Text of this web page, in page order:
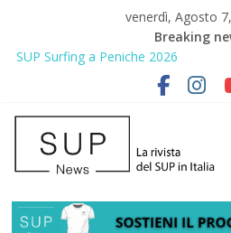
venerdì, Agosto
Breaking
SUP Surfing a Peniche 2026
AirSUP a Gallico: prima storica gara
Gallico Paddle Fest 2026: sul
del SUP
Porto Selvaggio, a lezione di
prevenzione
2° Urban Sup Trophy: la regata